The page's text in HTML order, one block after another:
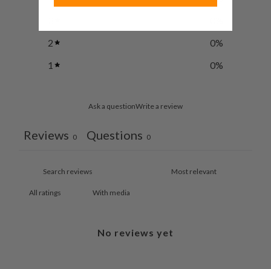
2
0%
1
0%
Ask a questionWrite a review
Reviews 0 Questions 0
With media
No reviews yet